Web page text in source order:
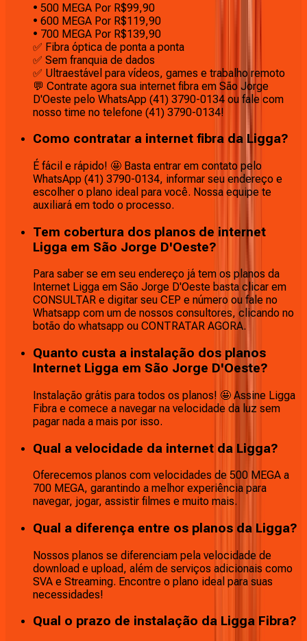
• 500 MEGA Por R$99,90
• 600 MEGA Por R$119,90
• 700 MEGA Por R$139,90
✅ Fibra óptica de ponta a ponta
✅ Sem franquia de dados
✅ Ultraestável para vídeos, games e trabalho remoto
💬 Contrate agora sua internet fibra em São Jorge
D'Oeste pelo WhatsApp (41) 3790-0134 ou fale com
nosso time no telefone (41) 3790-0134!
Como contratar a internet fibra da Ligga?
É fácil e rápido! 🤩 Basta entrar em contato pelo
WhatsApp (41) 3790-0134, informar seu endereço e
escolher o plano ideal para você. Nossa equipe te
auxiliará em todo o processo.
Tem cobertura dos planos de internet
Ligga em São Jorge D'Oeste?
Para saber se em seu endereço já tem os planos da
Internet Ligga em São Jorge D'Oeste basta clicar em
CONSULTAR e digitar seu CEP e número ou fale no
Whatsapp com um de nossos consultores, clicando no
botão do whatsapp ou CONTRATAR AGORA.
Quanto custa a instalação dos planos
Internet Ligga em São Jorge D'Oeste?
Instalação grátis para todos os planos! 🤩 Assine Ligga
Fibra e comece a navegar na velocidade da luz sem
pagar nada a mais por isso.
Qual a velocidade da internet da Ligga?
Oferecemos planos com velocidades de 500 MEGA a
700 MEGA, garantindo a melhor experiência para
navegar, jogar, assistir filmes e muito mais.
Qual a diferença entre os planos da Ligga?
Nossos planos se diferenciam pela velocidade de
download e upload, além de serviços adicionais como
SVA e Streaming. Encontre o plano ideal para suas
necessidades!
Qual o prazo de instalação da Ligga Fibra?